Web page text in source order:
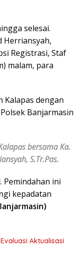
selesai.
Herriansyah,
Registrasi, Staf
malam, para
Kalapas dengan
Banjarmasin
bersama Ka.
S.Tr.Pas.
Pemindahan ini
kepadatan
Aktualisasi